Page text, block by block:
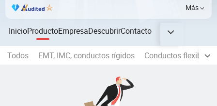
Más
InicioProductoEmpresaDescubrirContacto
Todos EMT, IMC, conductos rígidos Conductos flexibles